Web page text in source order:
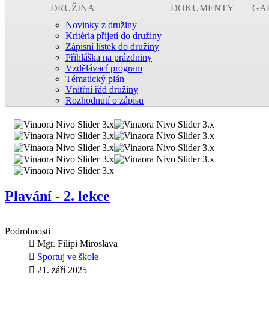
DRUŽINA
Novinky z družiny
Kritéria přijetí do družiny
Zápisní lístek do družiny
Přihláška na prázdniny
Vzdělávací program
Tématický plán
Vnitřní řád družiny
Rozhodnutí o zápisu
DOKUMENTY
Plavání - 2. lekce
Podrobnosti
Mgr. Filipi Miroslava
Sportuj ve škole
21. září 2025